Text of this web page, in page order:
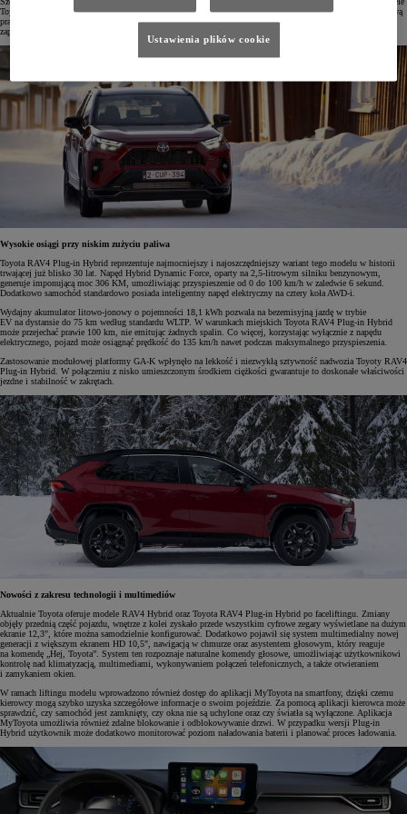
Toyoty RAV4 powiedzieli nam, że ten model to strzał w dziesiątkę, jeśli chodzi o codzienną jazdę, wyjątkową
praktyczność, swobodną jazdę i bezpieczeństwo. Podkreślano także niezawodność Toyoty. Wariant PHEV
zapewnia doskonałe osiągi i niskie zużycie paliwa nawet wtedy, gdy nie można regularnie ładować baterii.”
Wysokie osiągi przy niskim zużyciu paliwa
Toyota RAV4 Plug-in Hybrid reprezentuje najmocniejszy i najoszczędniejszy wariant tego modelu w historii
trwającej już blisko 30 lat. Napęd Hybrid Dynamic Force, oparty na 2,5-litrowym silniku benzynowym,
generuje imponującą moc 306 KM, umożliwiając przyspieszenie od 0 do 100 km/h w zaledwie 6 sekund.
Dodatkowo samochód standardowo posiada inteligentny napęd elektryczny na cztery koła AWD-i.
Wydajny akumulator litowo-jonowy o pojemności 18,1 kWh pozwala na bezemisyjną jazdę w trybie
EV na dystansie do 75 km według standardu WLTP. W warunkach miejskich Toyota RAV4 Plug-in Hybrid
może przejechać prawie 100 km, nie emitując żadnych spalin. Co więcej, korzystając wyłącznie z napędu
elektrycznego, pojazd może osiągnąć prędkość do 135 km/h nawet podczas maksymalnego przyspieszenia.
Zastosowanie modułowej platformy GA-K wpłynęło na lekkość i niezwykłą sztywność nadwozia Toyoty RAV4
Plug-in Hybrid. W połączeniu z nisko umieszczonym środkiem ciężkości gwarantuje to doskonałe właściwości
jezdne i stabilność w zakrętach.
Nowości z zakresu technologii i multimediów
Aktualnie Toyota oferuje modele RAV4 Hybrid oraz Toyota RAV4 Plug-in Hybrid po faceliftingu. Zmiany
objęły przednią część pojazdu, wnętrze z kolei zyskało przede wszystkim cyfrowe zegary wyświetlane na dużym
ekranie 12,3", które można samodzielnie konfigurować. Dodatkowo pojawił się system multimedialny nowej
generacji z większym ekranem HD 10,5", nawigacją w chmurze oraz asystentem głosowym, który reaguje
na komendę „Hej, Toyota”. System ten rozpoznaje naturalne komendy głosowe, umożliwiając użytkownikowi
kontrolę nad klimatyzacją, multimediami, wykonywaniem połączeń telefonicznych, a także otwieraniem
i zamykaniem okien.
W ramach liftingu modelu wprowadzono również dostęp do aplikacji MyToyota na smartfony, dzięki czemu
kierowcy mogą szybko uzyska szczegółowe informacje o swoim pojeździe. Za pomocą aplikacji kierowca może
sprawdzić, czy samochód jest zamknięty, czy okna nie są uchylone oraz czy światła są wyłączone. Aplikacja
MyToyota umożliwia również zdalne blokowanie i odblokowywanie drzwi. W przypadku wersji Plug-in
Hybrid użytkownik może dodatkowo monitorować poziom naładowania baterii i planować proces ładowania.
Ustawienia plików cookie